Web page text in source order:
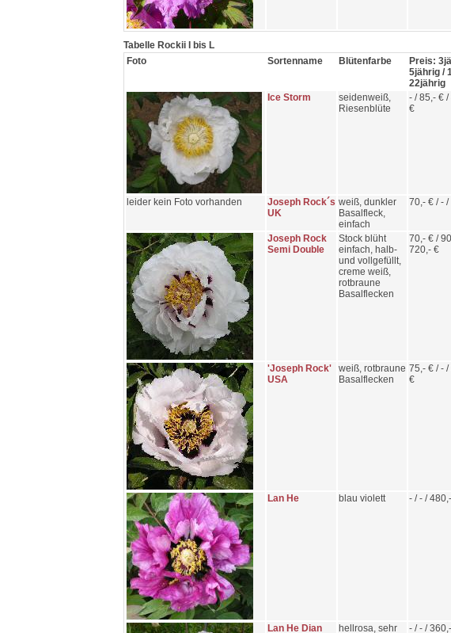
Tabelle Rockii I bis L
Foto
Sortenname Blütenfarbe
Preis:
5jährig /
22jährig
Ice Storm
seidenweiß,
Riesenblüte
- / 85,- €
€
leider kein Foto vorhanden
Joseph Rock´s
UK
weiß, dunkler
Basalfleck,
einfach
70,- € / - /
Joseph Rock
Semi Double
Stock blüht
einfach, halb-
und vollgefüllt,
creme weiß,
rotbraune
Basalflecken
70,- € /
720,- €
'Joseph Rock'
USA
weiß, rotbraune
Basalflecken
75,- € / -
€
Lan He blau violett - / - /
Lan He Dian hellrosa, sehr - / - /